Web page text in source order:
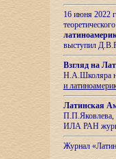
16 июня 2022
выступил
Взгляд на
Н.А.Школяра
и
Латинская
П.П.Яковлева,
ИЛА РАН
Журнал